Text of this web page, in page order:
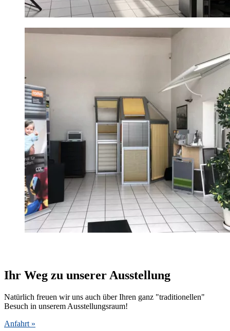
Ihr Weg zu unserer Ausstellung
Natürlich freuen wir uns auch über Ihren ganz "traditionellen"
Besuch in unserem Ausstellungsraum!
Anfahrt »